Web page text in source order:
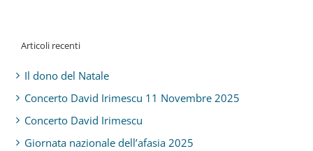
Articoli recenti
Il dono del Natale
Concerto David Irimescu 11 Novembre 2025
Concerto David Irimescu
Giornata nazionale dell’afasia 2025